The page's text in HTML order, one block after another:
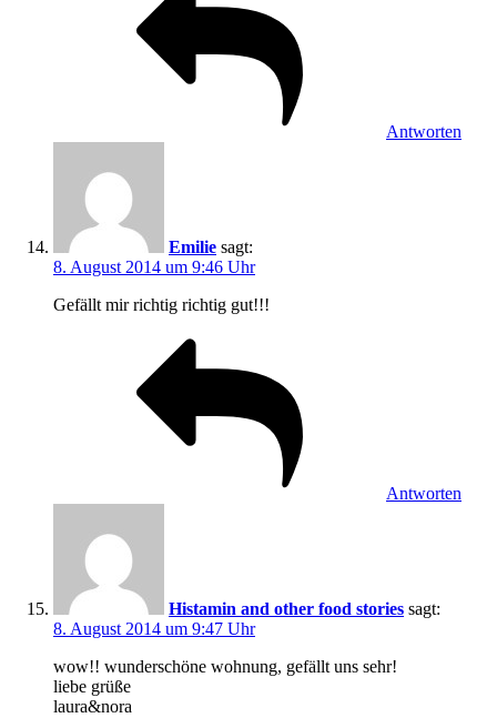
Antworten
Emilie sagt:
8. August 2014 um 9:46 Uhr
Gefällt mir richtig richtig gut!!!
Antworten
Histamin and other food stories sagt:
8. August 2014 um 9:47 Uhr
wow!! wunderschöne wohnung, gefällt uns sehr!
liebe grüße
laura&nora